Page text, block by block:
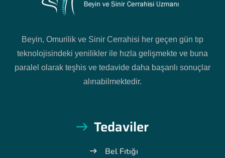
Beyin, Omurilik ve Sinir Cerrahisi her geçen gün tıp
teknolojisindeki yenilikler ile hızla gelişmekte ve buna
paralel olarak teşhis ve tedavide daha başarılı sonuçlar
alınabilmektedir.
Tedaviler
Bel Fıtığı